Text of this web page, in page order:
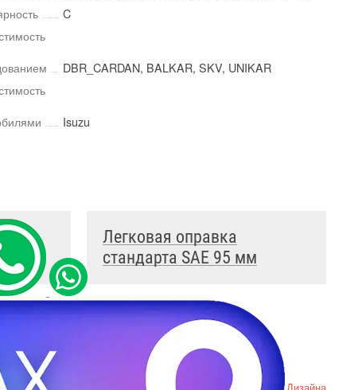
C
DBR_CARDAN, BALKAR, SKV, UNIKAR
Isuzu
Легковая оправка
стандарта SAE 95 мм